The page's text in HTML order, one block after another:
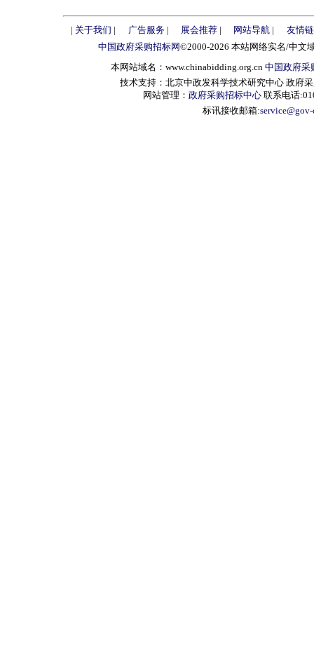
| 关于我们 | 广告服务| 展会推荐| 网站导航 |
友情
中国政府采购招标网©2000-2026 本站网络实名/中文
本网站域名：www.chinabidding.org.cn 中国政府采
技术支持：北京中政发科学技术研究中心 政府
网站管理： 政府采购招标中心 联系电话
标讯接收邮箱: